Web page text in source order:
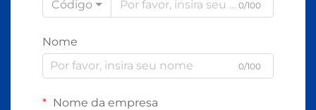
Código
0/100
Nome
0/100
Nome da empresa